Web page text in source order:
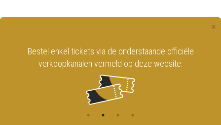
×
Bestel enkel tickets via de onderstaande officiële
verkoopkanalen vermeld op deze website.